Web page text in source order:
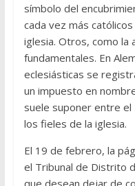
símbolo del
cada vez más
iglesia. Otros, como la
fundamentales. En
eclesiásticas se
un impuesto en
suele suponer entre el
los fieles de la iglesia.
El 19 de febrero, la
el Tribunal de Distrito